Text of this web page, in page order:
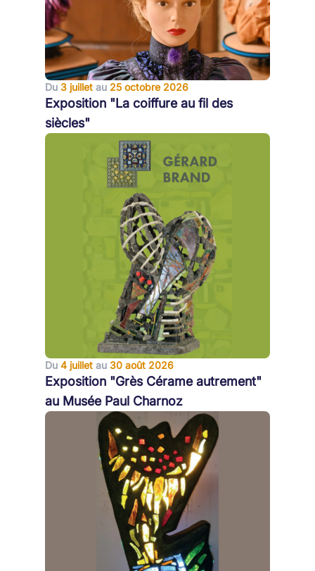
Du 3 juillet au 25 octobre 2026
Exposition "La coiffure au fil des
siècles"
Du 4 juillet au 30 août 2026
Exposition "Grès Cérame autrement"
au Musée Paul Charnoz